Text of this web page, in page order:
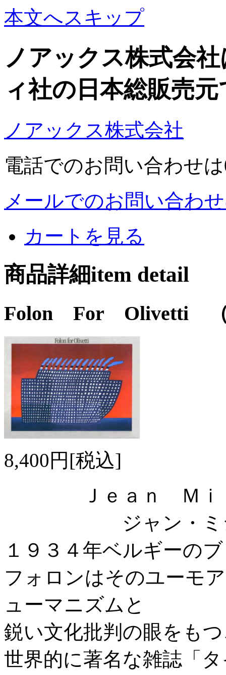
本文へスキップ
ノアックス株式会
ィ社の日本総販売
ノアックス株式会社
電話でのお問い合わせは
メールでのお問い合わ
カートを見る
商品詳細item detail
Folon For Olivetti
8,400円[税込]
Ｊｅａｎ Ｍｉｃ
ジャン・ミシェ
１９３４年ベルギーの
フォロンはそのユーモ
ューマニズムと
鋭い文化批判の眼をも
世界的に著名な雑誌「